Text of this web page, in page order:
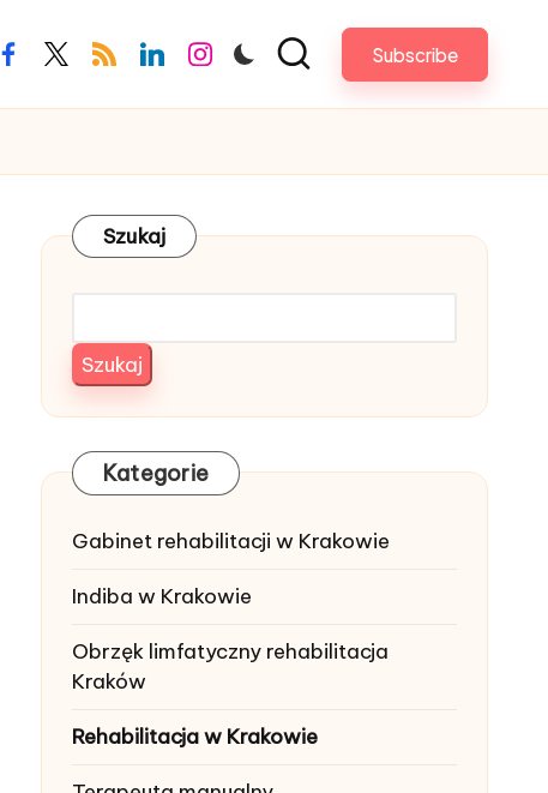
facebook.com
twitter.com
rss.comlinkedin.com
instagram.com Subscribe
Szukaj
Szukaj
Kategorie
Gabinet rehabilitacji w Krakowie
Indiba w Krakowie
Obrzęk limfatyczny rehabilitacja
Kraków
Rehabilitacja w Krakowie